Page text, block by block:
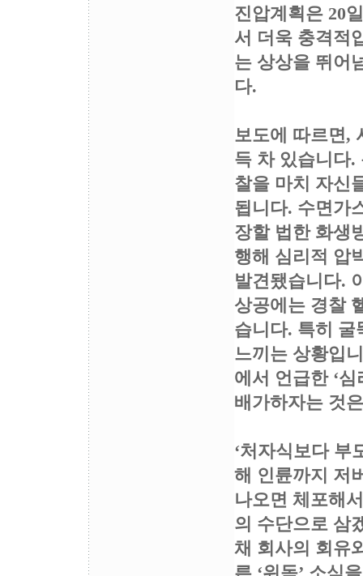
진압계획은 20
서 더욱 충격적
는 상상을 뛰어
다.
보도에 따르면,
득 차 있습니다.
찰을 마치 자신
됩니다. 수면가
장할 법한 화생
행해 심리적 압
발견됐습니다.
상공에는 경찰
습니다. 특히 굴
느끼는 상황입
에서 언급한 ‘
배가하자는 것
‘처자식보다 부
해 인륜까지 저
나오면 체포해
의 수단으로 삼
채 회사의 회유